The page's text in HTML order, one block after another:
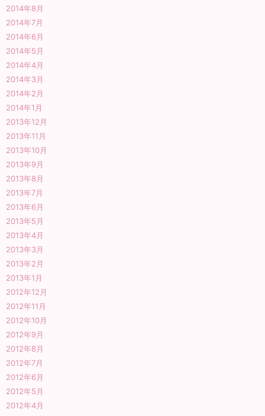
2014年8月
2014年7月
2014年6月
2014年5月
2014年4月
2014年3月
2014年2月
2014年1月
2013年12月
2013年11月
2013年10月
2013年9月
2013年8月
2013年7月
2013年6月
2013年5月
2013年4月
2013年3月
2013年2月
2013年1月
2012年12月
2012年11月
2012年10月
2012年9月
2012年8月
2012年7月
2012年6月
2012年5月
2012年4月